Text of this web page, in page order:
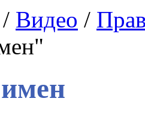
/ Видео /